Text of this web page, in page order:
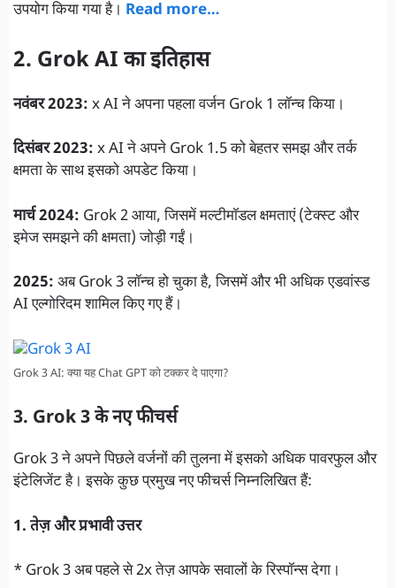
उपयोग किया गया है। Read more…
2. Grok AI का इतिहास
नवंबर 2023: x AI ने अपना पहला वर्जन Grok 1 लॉन्च किया।
दिसंबर 2023: x AI ने अपने Grok 1.5 को बेहतर समझ और तर्क
क्षमता के साथ इसको अपडेट किया।
मार्च 2024: Grok 2 आया, जिसमें मल्टीमॉडल क्षमताएं (टेक्स्ट और
इमेज समझने की क्षमता) जोड़ी गईं।
2025: अब Grok 3 लॉन्च हो चुका है, जिसमें और भी अधिक एडवांस्ड
AI एल्गोरिदम शामिल किए गए हैं।
Grok 3 AI: क्या यह Chat GPT को टक्कर दे पाएगा?
3. Grok 3 के नए फीचर्स
Grok 3 ने अपने पिछले वर्जनों की तुलना में इसको अधिक पावरफुल और
इंटेलिजेंट है। इसके कुछ प्रमुख नए फीचर्स निम्नलिखित हैं:
1. तेज़ और प्रभावी उत्तर
* Grok 3 अब पहले से 2x तेज़ आपके सवालों के रिस्पॉन्स देगा।